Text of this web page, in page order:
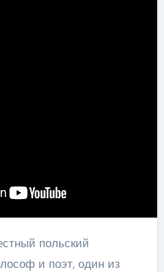
польский
и поэт, один из